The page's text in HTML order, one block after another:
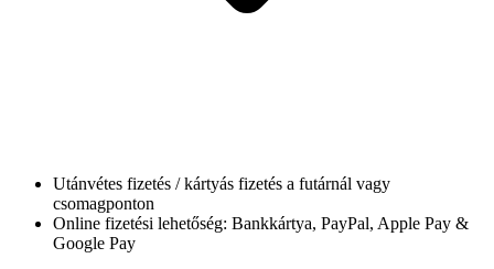
Utánvétes fizetés / kártyás fizetés a futárnál vagy
csomagponton
Online fizetési lehetőség: Bankkártya, PayPal, Apple Pay &
Google Pay